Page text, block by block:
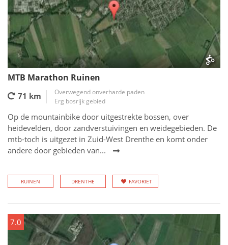
MTB Marathon Ruinen
71 km
Overwegend onverharde paden
Erg bosrijk gebied
Op de mountainbike door uitgestrekte bossen, over
heidevelden, door zandverstuivingen en weidegebieden. De
mtb-toch is uitgezet in Zuid-West Drenthe en komt onder
andere door gebieden van...
RUINEN DRENTHE FAVORIET
7.0